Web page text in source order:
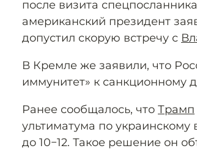
после визита
американский президент
допустил скорую встречу с
В Кремле же заявили, что
иммунитет» к санкционному
Ранее сообщалось, что Трамп
ультиматума по
до 10−12. Такое решение он